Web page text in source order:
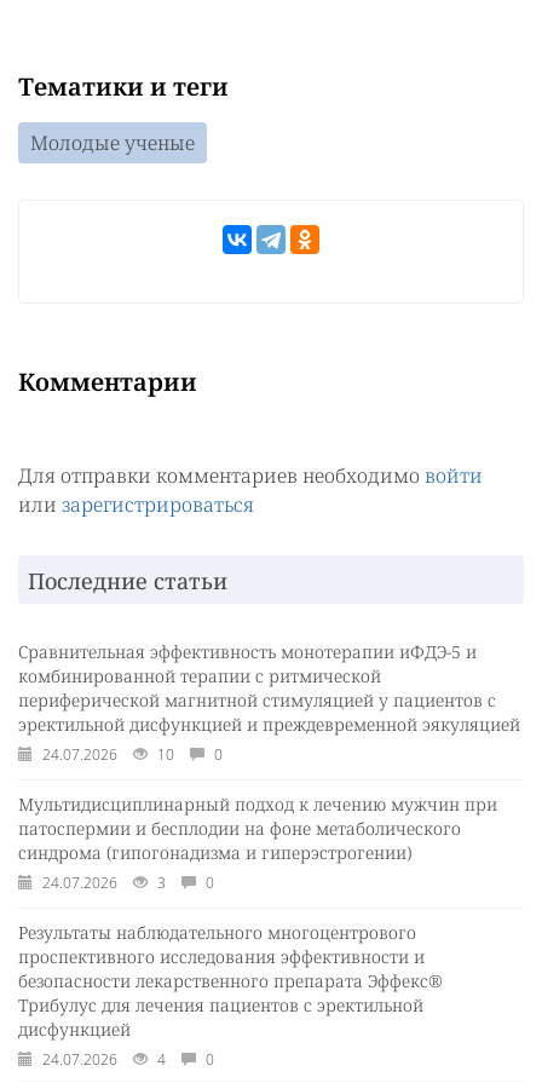
Тематики и теги
Молодые ученые
Комментарии
Для отправки комментариев необходимо войти
или зарегистрироваться
Последние статьи
Сравнительная эффективность монотерапии иФДЭ-5 и
комбинированной терапии с ритмической
периферической магнитной стимуляцией у пациентов с
эректильной дисфункцией и преждевременной эякуляцией
24.07.2026 10 0
Мультидисциплинарный подход к лечению мужчин при
патоспермии и бесплодии на фоне метаболического
синдрома (гипогонадизма и гиперэстрогении)
24.07.2026 3 0
Результаты наблюдательного многоцентрового
проспективного исследования эффективности и
безопасности лекарственного препарата Эффекс®
Трибулус для лечения пациентов с эректильной
дисфункцией
24.07.2026 4 0